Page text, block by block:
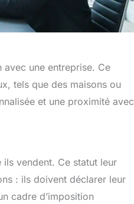
une entreprise. Ce
tels que des maisons ou
et une proximité avec
ils vendent. Ce statut leur
: ils doivent déclarer leur
cadre d’imposition